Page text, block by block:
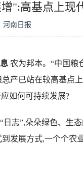
":高基点上现
河南日报
农为邦本。“中国粮
产已站在较高基点
如何可持续发展?
”,朵朵绿色、生态
发展方式,一个个农